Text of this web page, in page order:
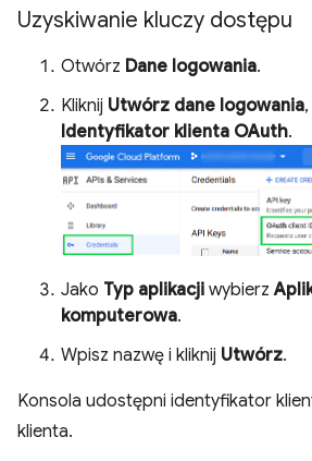
Uzyskiwanie kluczy dostępu
Otwórz Dane logowania.
Kliknij Utwórz dane logowania
Identyfikator klienta OAuth.
Jako Typ aplikacji wybierz
komputerowa.
Wpisz nazwę i kliknij Utwórz.
Konsola udostępni identyfikator
klienta.